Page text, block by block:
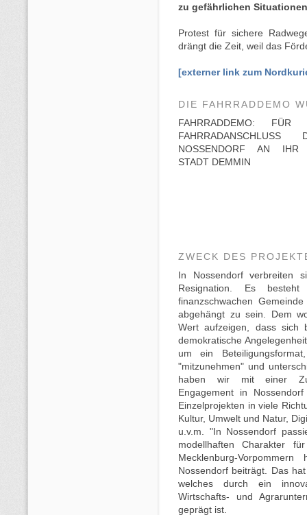
zu gefährlichen Situationen
Protest für sichere
drängt die Zeit, weil das
[externer link zum
DIE FAHRRADDEMO
FAHRRADDEMO: FÜR
FAHRRADANSCHLUSS
NOSSENDORF AN IHR
STADT DEMMIN
ZWECK DES
In Nossendorf verbreiten
Resignation. Es
finanzschwachen
abgehängt zu sein. Dem
Wert aufzeigen, dass sich
demokratische
um ein
"mitzunehmen" und
haben wir mit einer
Engagement in
Einzelprojekten in viele
Kultur, Umwelt und Natur,
u.v.m. "In Nossendorf
modellhaften Charakter
Mecklenburg-
Nossendorf beiträgt. Das
welches durch ein
Wirtschafts- und
geprägt ist.